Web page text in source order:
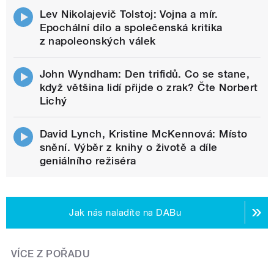
Lev Nikolajevič Tolstoj: Vojna a mír.
Epochální dílo a společenská kritika
z napoleonských válek
John Wyndham: Den trifidů. Co se stane,
když většina lidí přijde o zrak? Čte Norbert
Lichý
David Lynch, Kristine McKennová: Místo
snění. Výběr z knihy o životě a díle
geniálního režiséra
Jak nás naladíte na DABu
VÍCE Z POŘADU